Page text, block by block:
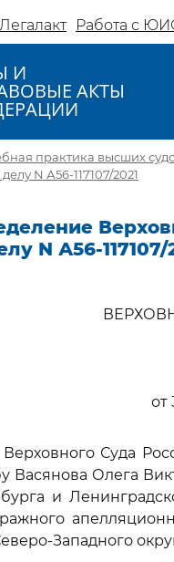
Работа с
И
АКТЫ
практика высших
N А56-117107/2021
N А56-117107/
от
Верховного Суда
Васянова Олега
и
Западного